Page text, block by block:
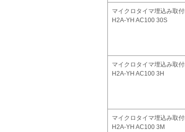
マイクロタイマ埋込み取
H2A-YH AC100 30S
マイクロタイマ埋込み取
H2A-YH AC100 3H
マイクロタイマ埋込み取
H2A-YH AC100 3M